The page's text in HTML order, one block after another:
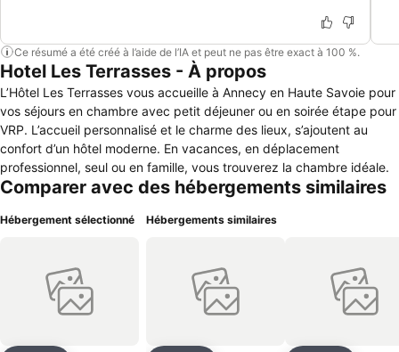
Ce résumé a été créé à l’aide de l’IA et peut ne pas être exact à 100 %.
Hotel Les Terrasses - À propos
L’Hôtel Les Terrasses vous accueille à Annecy en Haute Savoie pour
vos séjours en chambre avec petit déjeuner ou en soirée étape pour
VRP. L’accueil personnalisé et le charme des lieux, s’ajoutent au
confort d’un hôtel moderne. En vacances, en déplacement
professionnel, seul ou en famille, vous trouverez la chambre idéale.
Comparer avec des hébergements similaires
Hébergement sélectionné Hébergements similaires